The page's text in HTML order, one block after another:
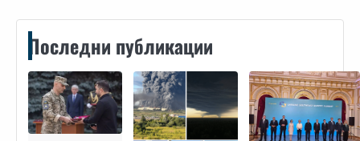
Последни публикации